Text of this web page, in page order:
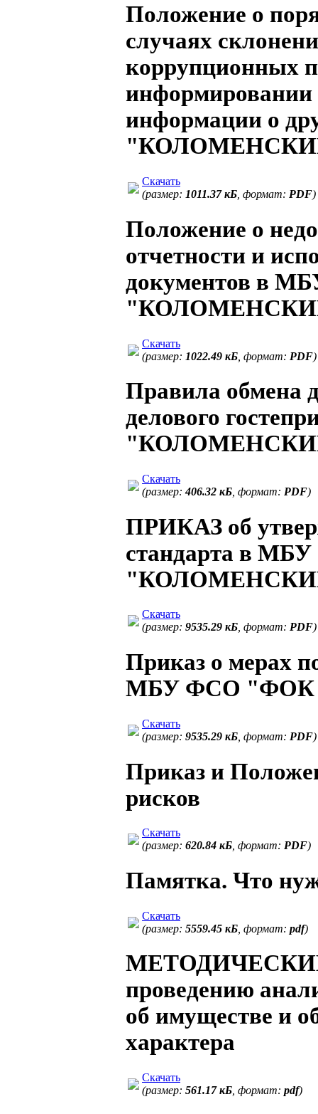
Положение о
случаях
коррупционных
информировании
информации о
Скачать
(размер: 1011.37 кБ , формат: PDF)
Положение о
отчетности и
документов в
Скачать
(размер: 1022.49 кБ , формат: PDF)
Правила обмена
делового
Скачать
(размер:406.32 кБ , формат: PDF)
ПРИКАЗ об
стандарта в
Скачать
(размер: 9535.29 кБ, формат: PDF)
Приказ о мерах
МБУ ФСО "ФОК
Скачать
(размер: 9535.29 кБ , формат: PDF)
Приказ и
рисков
Скачать
(размер: 620.84 кБ , формат: PDF)
Памятка. Что
Скачать
(размер: 5559.45 кБ , формат: pdf)
проведению
об имуществе и
характера
Скачать
(размер: 561.17 кБ , формат: pdf)